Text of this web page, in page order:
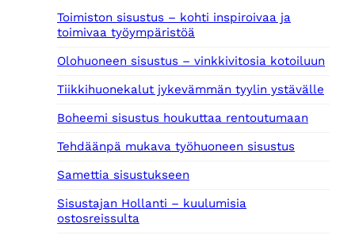
Toimiston sisustus – kohti inspiroivaa ja
toimivaa työympäristöä
Olohuoneen sisustus – vinkkivitosia kotoiluun
Tiikkihuonekalut jykevämmän tyylin ystävälle
Boheemi sisustus houkuttaa rentoutumaan
Tehdäänpä mukava työhuoneen sisustus
Samettia sisustukseen
Sisustajan Hollanti – kuulumisia
ostosreissulta